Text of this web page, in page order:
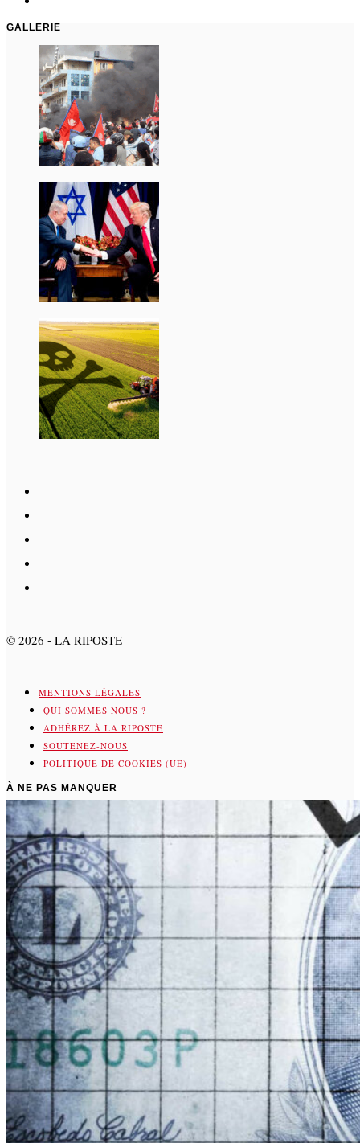
GALLERIE
© 2026 - LA RIPOSTE
MENTIONS LÉGALES
QUI SOMMES NOUS ?
ADHÉREZ À LA RIPOSTE
SOUTENEZ-NOUS
POLITIQUE DE COOKIES (UE)
À NE PAS MANQUER